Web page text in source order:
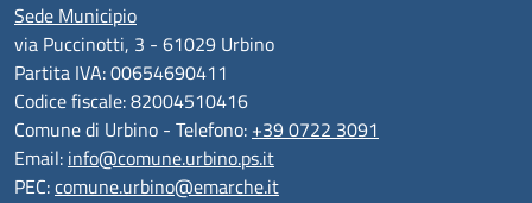
Sede Municipio
via Puccinotti, 3 - 61029 Urbino
Partita IVA: 00654690411
Codice fiscale: 82004510416
Comune di Urbino - Telefono: +39 0722 3091
Email: info@comune.urbino.ps.it
PEC:comune.urbino@emarche.it